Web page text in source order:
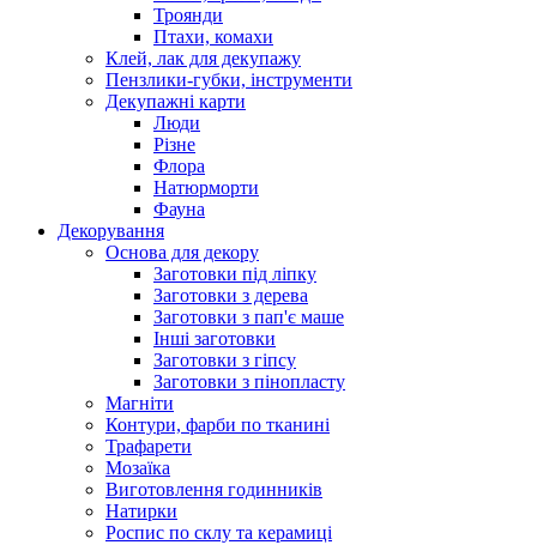
Троянди
Птахи, комахи
Клей, лак для декупажу
Пензлики-губки, інструменти
Декупажні карти
Люди
Різне
Флора
Натюрморти
Фауна
Декорування
Основа для декору
Заготовки під ліпку
Заготовки з дерева
Заготовки з пап'є маше
Інші заготовки
Заготовки з гіпсу
Заготовки з пінопласту
Магніти
Контури, фарби по тканині
Трафарети
Мозаїка
Виготовлення годинників
Натирки
Роспис по склу та керамиці